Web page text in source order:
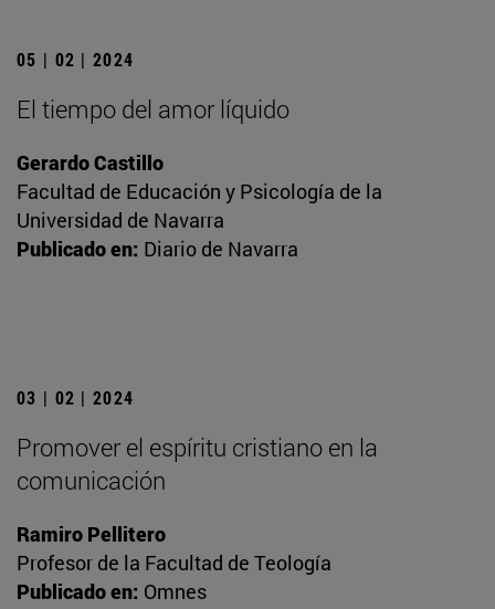
05 | 02 | 2024
El tiempo del amor líquido
Gerardo Castillo
Facultad de Educación y Psicología de la
Universidad de Navarra
Publicado en: Diario de Navarra
03 | 02 | 2024
Promover el espíritu cristiano en la
comunicación
Ramiro Pellitero
Profesor de la Facultad de Teología
Publicado en: Omnes